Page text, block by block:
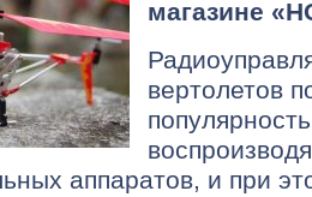
магазине
вертолетов
аппаратов, и при